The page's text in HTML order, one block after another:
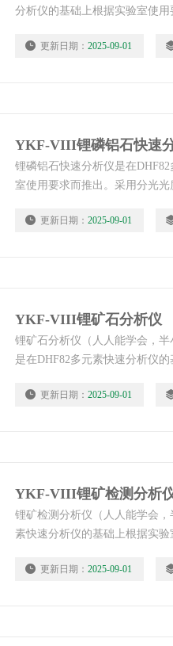
分析仪的基础上根据实验室使
含量偏离线性，分析低含量元
更新日期： 2025-09-01
YKF-VIII锂磷铝石快速
锂磷铝石快速分析仪是在
室使用要求而推出。采用分光
元素含量可靠性差的问题，仪
更新日期： 2025-09-01
YKF-VIII锂矿石分析仪
锂矿石分析仪（人人能学会，半
是在DHF82多元素快速分析仪
度法分析高含量元素含量偏离
更新日期： 2025-09-01
YKF-VIII锂矿检测分析
锂矿检测分析仪（人人能学会
素快速分析仪的基础上根据实
元素含量偏离线性，分析低含
更新日期： 2025-09-01